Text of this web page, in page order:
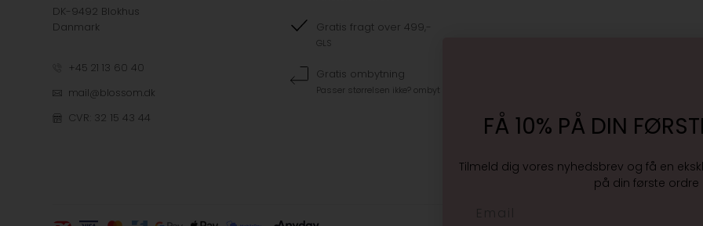
DK-9492 Blokhus
Danmark
+45 21 13 60 40
mail@blossom.dk
CVR: 32 15 43 44
Gratis fragt over 499,-
GLS
Gratis ombytning
Passer størrelsen ikke? ombyt gratis
FÅ 10% PÅ DIN
Tilmeld dig vores nyhedsbrev og få en
på din første ordre